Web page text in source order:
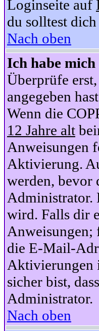
Loginseite auf
du solltest
Nach oben
Ich habe
Überprüfe
angegeben
Wenn die
12 Jahre alt
Anweisungen
Aktivierung.
werden, bevor
Administrator.
wird. Falls dir
Anweisungen;
die E-Mail-
Aktivierungen
sicher bist,
Administrator.
Nach oben